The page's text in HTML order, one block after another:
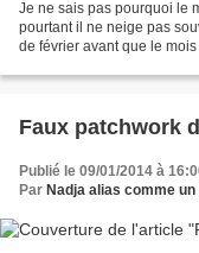
Je ne sais pas pourquoi le
pourtant il ne neige pas
de février avant que le
Faux patchwork
Publié le 09/01/2014 à
Par Nadja alias comme